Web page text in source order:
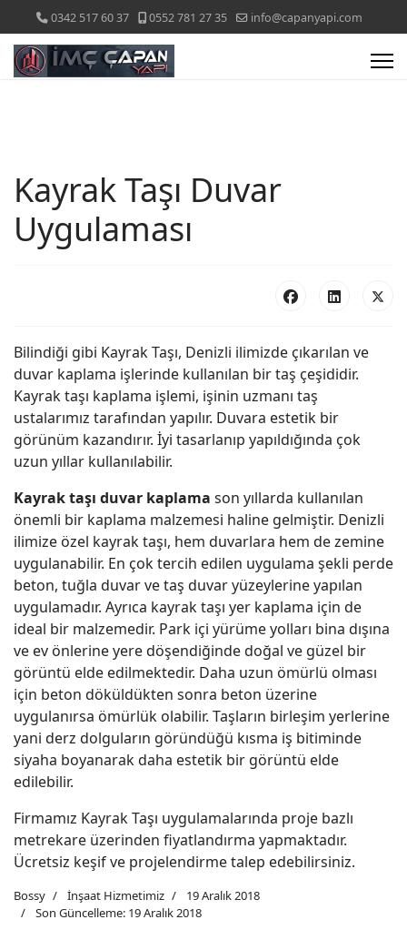
0342 517 60 37 0552 781 27 35 info@capanyapi.com
Kayrak Taşı Duvar
Uygulaması
Bilindiği gibi Kayrak Taşı, Denizli ilimizde çıkarılan ve
duvar kaplama işlerinde kullanılan bir taş çeşididir.
Kayrak taşı kaplama işlemi, işinin uzmanı taş
ustalarımız tarafından yapılır. Duvara estetik bir
görünüm kazandırır. İyi tasarlanıp yapıldığında çok
uzun yıllar kullanılabilir.
Kayrak taşı duvar kaplama son yıllarda kullanılan
önemli bir kaplama malzemesi haline gelmiştir. Denizli
ilimize özel kayrak taşı, hem duvarlara hem de zemine
uygulanabilir. En çok tercih edilen uygulama şekli perde
beton, tuğla duvar ve taş duvar yüzeylerine yapılan
uygulamadır. Ayrıca kayrak taşı yer kaplama için de
ideal bir malzemedir. Park içi yürüme yolları bina dışına
ve ev önlerine yere döşendiğinde doğal ve güzel bir
görüntü elde edilmektedir. Daha uzun ömürlü olması
için beton döküldükten sonra beton üzerine
uygulanırsa ömürlük olabilir. Taşların birleşim yerlerine
yani derz dolguların göründüğü kısma iş bitiminde
siyaha boyanarak daha estetik bir görüntü elde
edilebilir.
Firmamız Kayrak Taşı uygulamalarında proje bazlı
metrekare üzerinden fiyatlandırma yapmaktadır.
Ücretsiz keşif ve projelendirme talep edebilirsiniz.
Bossy İnşaat Hizmetimiz
19 Aralık 2018
Son Güncelleme: 19 Aralık 2018